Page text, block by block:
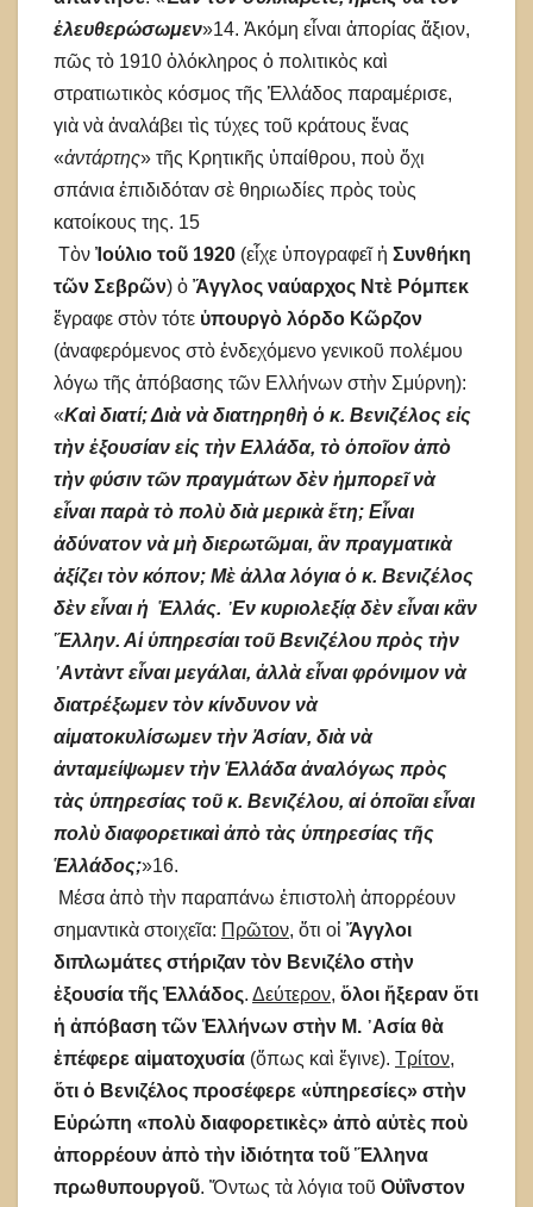
ἐλευθερώσωμεν»14. Ἀκόμη εἶναι ἀπορίας ἄξιον,
πῶς τὸ 1910 ὁλόκληρος ὁ πολιτικὸς καὶ
στρατιωτικὸς κόσμος τῆς Ἑλλάδος παραμέρισε,
γιὰ νὰ ἀναλάβει τὶς τύχες τοῦ κράτους ἕνας
«ἀντάρτης» τῆς Κρητικῆς ὑπαίθρου, ποὺ ὄχι
σπάνια ἐπιδιδόταν σὲ θηριωδίες πρὸς τοὺς
κατοίκους της. 15
Τὸν Ἰούλιο τοῦ 1920 (εἶχε ὑπογραφεῖ ἡ Συνθήκη
τῶν Σεβρῶν) ὁ Ἄγγλος ναύαρχος Ντὲ Ρόμπεκ
ἔγραφε στὸν τότε ὑπουργὸ λόρδο Κῶρζον
(ἀναφερόμενος στὸ ἐνδεχόμενο γενικοῦ πολέμου
λόγω τῆς ἀπόβασης τῶν Ελλήνων στὴν Σμύρνη):
«Καὶ διατί; Διὰ νὰ διατηρηθὴ ὁ κ. Βενιζέλος εἰς
τὴν ἐξουσίαν εἰς τὴν Ελλάδα, τὸ ὁποῖον ἀπὸ
τὴν φύσιν τῶν πραγμάτων δὲν ἠμπορεῖ νὰ
εἶναι παρὰ τὸ πολὺ διὰ μερικὰ ἔτη; Εἶναι
ἀδύνατον νὰ μὴ διερωτῶμαι, ἂν πραγματικὰ
ἀξίζει τὸν κόπον; Μὲ ἀλλα λόγια ὁ κ. Βενιζέλος
δὲν εἶναι ἡ Ἑλλάς. ᾿Εν κυριολεξίᾳ δὲν εἶναι κἂν
Ἕλλην. Αἱ ὑπηρεσίαι τοῦ Βενιζέλου πρὸς τὴν
᾿Αντὰντ εἶναι μεγάλαι, ἀλλὰ εἶναι φρόνιμον νὰ
διατρέξωμεν τὸν κίνδυνον νὰ
αἱματοκυλίσωμεν τὴν Ἀσίαν, διὰ νὰ
ἀνταμείψωμεν τὴν Ἑλλάδα ἀναλόγως πρὸς
τὰς ὑπηρεσίας τοῦ κ. Βενιζέλου, αἱ ὁποῖαι εἶναι
πολὺ διαφορετικαὶ ἀπὸ τὰς ὑπηρεσίας τῆς
Ἑλλάδος;»16.
Μέσα ἀπὸ τὴν παραπάνω ἐπιστολὴ ἀπορρέουν
σημαντικὰ στοιχεῖα: Πρῶτον, ὅτι οἱ Ἄγγλοι
διπλωμάτες στήριζαν τὸν Βενιζέλο στὴν
ἐξουσία τῆς Ἑλλάδος. Δεύτερον, ὅλοι ἤξεραν ὅτι
ἡ ἀπόβαση τῶν Ἑλλήνων στὴν Μ. ᾿Ασία θὰ
ἐπέφερε αἱματοχυσία (ὅπως καὶ ἔγινε). Τρίτον,
ὅτι ὁ Βενιζέλος προσέφερε «ὑπηρεσίες» στὴν
Εὐρώπη «πολὺ διαφορετικὲς» ἀπὸ αὐτὲς ποὺ
ἀπορρέουν ἀπὸ τὴν ἰδιότητα τοῦ Ἕλληνα
πρωθυπουργοῦ. Ὅντως τὰ λόγια τοῦ Οὐΐνστον